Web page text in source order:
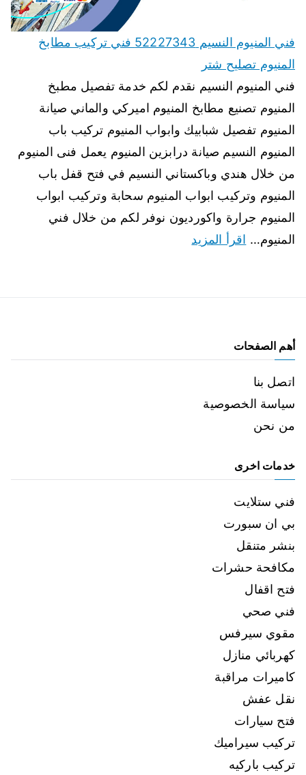
فني المنيوم النسيم 52227343 فني تركيب مطابخ
المنيوم تصليح شتر
فني المنيوم النسيم نقدم لكم خدمة تفصيل مطبخ
المنيوم تصنيع مطابخ المنيوم اميركي والماني صيانة
المنيوم تفصيل شبابيك وابواب المنيوم تركيب باب
المنيوم النسيم صيانة درابزين المنيوم يعمل فنى المنيوم
من خلال هندي وباكستاني النسيم في فتح قفل باب
المنيوم وتركيب ابواب المنيوم سحابة وتركيب ابواب
المنيوم جرارة واكورديون نوفر لكم من خلال فني
المنيوم… اقرأ المزيد
أهم الصفحات
اتصل بنا
سياسة الخصوصية
من نحن
خدمات اخرى
فني ستلايت
بي ان سبورت
بنشر متنقل
مكافحة حشرات
فتح اقفال
فني صحي
مقوي سيرفس
كهربائي منازل
كاميرات مراقبة
نقل عفش
فتح سيارات
تركيب سيراميك
تركيب باركيه